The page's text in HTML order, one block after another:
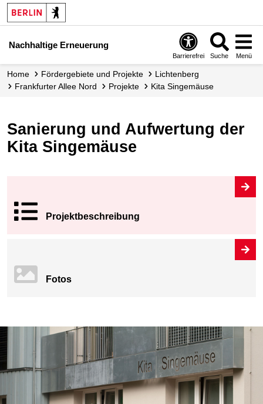
Nachhaltige Erneuerung
Barrierefrei Suche Menü
Home Fördergebiete und Projekte
Lichtenberg
Frankfurter Allee Nord
Projekte Kita Singemäuse
Sanierung und Aufwertung der
Kita Singemäuse
Projekt­beschreibung
Fotos